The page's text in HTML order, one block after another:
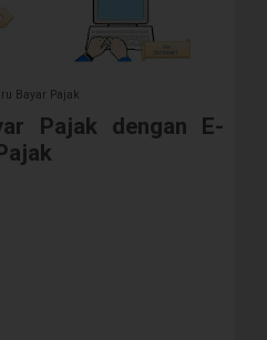
Bayar Pajak
Pajak dengan E-